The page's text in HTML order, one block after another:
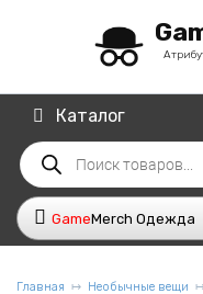
Каталог
Поиск
товаров
GameMerch Одежда
Главная Необычные вещи